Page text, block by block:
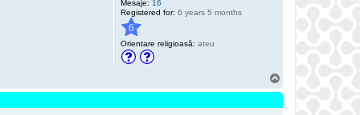
Mesaje: 16
Registered for: 6 years 5 months
6
Orientare religioasă: ateu
u